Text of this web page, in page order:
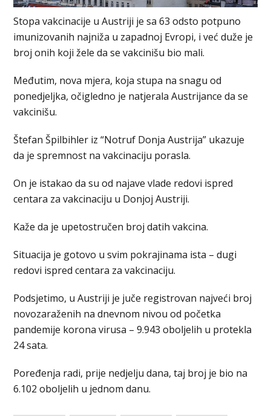
Stopa vakcinacije u Austriji je sa 63 odsto potpuno
imunizovanih najniža u zapadnoj Evropi, i već duže je
broj onih koji žele da se vakcinišu bio mali.
Međutim, nova mjera, koja stupa na snagu od
ponedjeljka, očigledno je natjerala Austrijance da se
vakcinišu.
Štefan Špilbihler iz “Notruf Donja Austrija” ukazuje
da je spremnost na vakcinaciju porasla.
On je istakao da su od najave vlade redovi ispred
centara za vakcinaciju u Donjoj Austriji.
Kaže da je upetostručen broj datih vakcina.
Situacija je gotovo u svim pokrajinama ista – dugi
redovi ispred centara za vakcinaciju.
Podsjetimo, u Austriji je juče registrovan najveći broj
novozaraženih na dnevnom nivou od početka
pandemije korona virusa – 9.943 oboljelih u protekla
24 sata.
Poređenja radi, prije nedjelju dana, taj broj je bio na
6.102 oboljelih u jednom danu.